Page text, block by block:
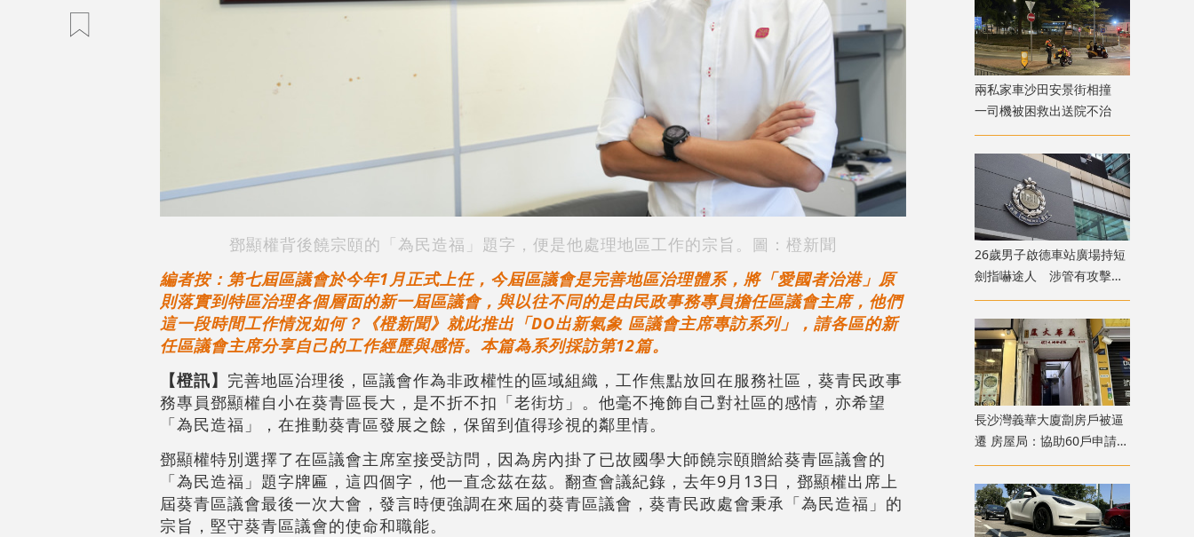
鄧顯權背後饒宗頤的「為民造福」題字，便是他處理地區工作的宗旨。圖：橙新聞
編者按：第七屆區議會於今年1月正式上任，今屆區議會是完善地區治理體系，將「愛國者治港」原
則落實到特區治理各個層面的新一屆區議會，與以往不同的是由民政事務專員擔任區議會主席，他們
這一段時間工作情況如何？《橙新聞》就此推出「DO出新氣象 區議會主席專訪系列」，請各區的新
任區議會主席分享自己的工作經歷與感悟。本篇為系列採訪第12篇。
【橙訊】 完善地區治理後，區議會作為非政權性的區域組織，工作焦點放回在服務社區，葵青民政事
務專員鄧顯權自小在葵青區長大，是不折不扣「老街坊」。他毫不掩飾自己對社區的感情，亦希望
「為民造福」，在推動葵青區發展之餘，保留到值得珍視的鄰里情。
鄧顯權特別選擇了在區議會主席室接受訪問，因為房內掛了已故國學大師饒宗頤贈給葵青區議會的
「為民造福」題字牌匾，這四個字，他一直念茲在茲。翻查會議紀錄，去年9月13日，鄧顯權出席上
屆葵青區議會最後一次大會，發言時便強調在來屆的葵青區議會，葵青民政處會秉承「為民造福」的
宗旨，堅守葵青區議會的使命和職能。
兩私家車沙田安景街相撞
一司機被困救出送院不治
26歲男子啟德車站廣場持短
劍指嚇途人 涉管有攻擊性
武器被捕
長沙灣義華大廈劏房戶被逼
遷 房屋局：協助60戶申請過
渡屋